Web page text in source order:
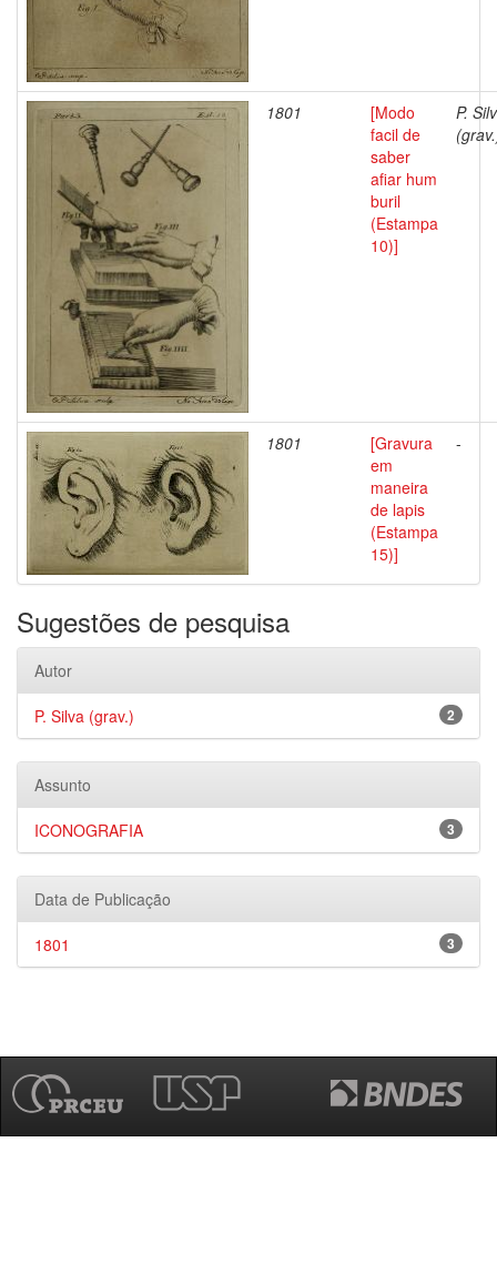
1801
[Modo
facil de
saber
afiar hum
buril
(Estampa
10)]
P.
1801
[Gravura
em
maneira
de lapis
(Estampa
15)]
-
Sugestões de pesquisa
Autor
2
P. Silva (grav.)
Assunto
3
ICONOGRAFIA
Data de Publicação
3
1801